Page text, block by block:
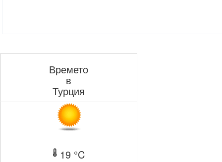
Времето
в
Турция
19 °C